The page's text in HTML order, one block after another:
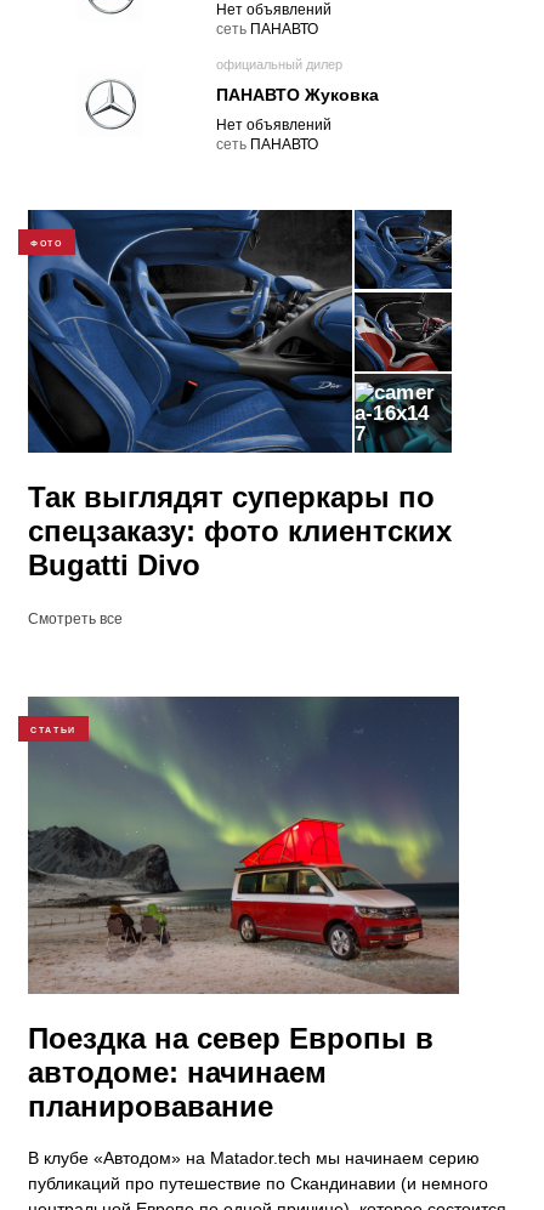
Нет объявлений
cеть ПАНАВТО
официальный дилер
ПАНАВТО Жуковка
Нет объявлений
cеть ПАНАВТО
ФОТО
7
Так выглядят суперкары по
спецзаказу: фото клиентских
Bugatti Divo
Смотреть все
СТАТЬИ
Поездка на север Европы в
автодоме: начинаем
планировавание
В клубе «Автодом» на Matador.tech мы начинаем серию
публикаций про путешествие по Скандинавии (и немного